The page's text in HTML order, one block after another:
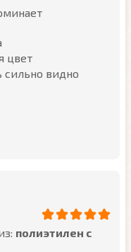
цвет
сильно видно
полиэтилен с